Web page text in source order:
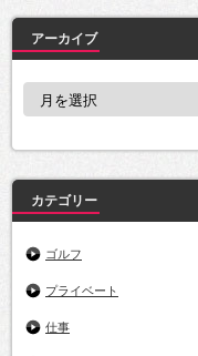
アーカイブ
ア
ブ
カテゴリー
ゴルフ
プライベート
仕事